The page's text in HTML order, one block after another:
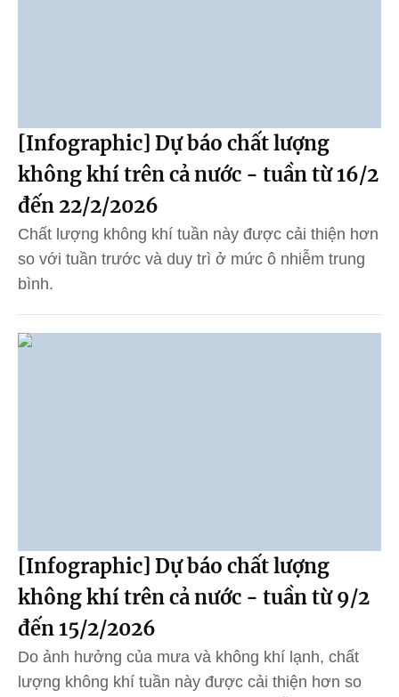
[Infographic] Dự báo chất lượng
không khí trên cả nước - tuần từ 16/2
đến 22/2/2026
Chất lượng không khí tuần này được cải thiện hơn
so với tuần trước và duy trì ở mức ô nhiễm trung
bình.
[Infographic] Dự báo chất lượng
không khí trên cả nước - tuần từ 9/2
đến 15/2/2026
Do ảnh hưởng của mưa và không khí lạnh, chất
lượng không khí tuần này được cải thiện hơn so